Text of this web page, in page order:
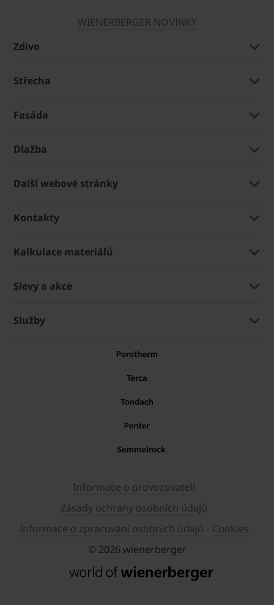
WIENERBERGER NOVINKY
Zdivo
Střecha
Fasáda
Dlažba
Další webové stránky
Kontakty
Kalkulace materiálů
Slevy a akce
Služby
Informace o provozovateli
Zásady ochrany osobních údajů
Informace o zpracování osobních údajů
Cookies
© 2026 wienerberger